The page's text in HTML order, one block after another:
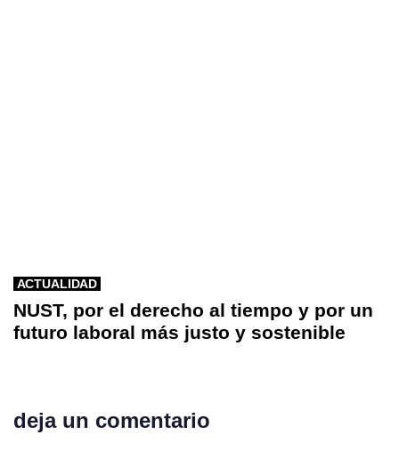
ACTUALIDAD
NUST, por el derecho al tiempo y por un
futuro laboral más justo y sostenible
deja un comentario